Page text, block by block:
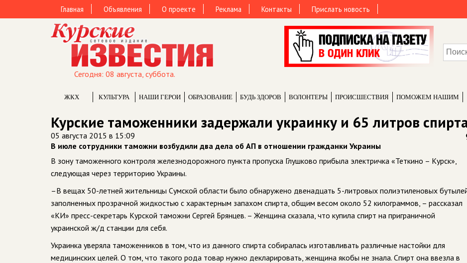
Главная Объявления О проекте Реклама Контакты Прислать новость
Сегодня: 08 августа, суббота.
ЖКХ КУЛЬТУРА НАШИ ГЕРОИ ОБРАЗОВАНИЕ БУДЬ ЗДОРОВ ВОЛОНТЕРЫ ПРОИCШЕСТВИЯ ПОМОЖЕМ НАШИМ
Курские таможенники задержали украинку и 65 литров
05 августа 2015 в 15:09
В июле сотрудники таможни возбудили два дела об АП в отношении гражданки Украины
В зону таможенного контроля железнодорожного пункта пропуска Глушково прибыла электричка «Теткино – Курск»,
следующая через территорию Украины.
–В вещах 50-летней жительницы Сумской области было обнаружено двенадцать 5-литровых полиэтиленовых
заполненных прозрачной жидкостью с характерным запахом спирта, общим весом около 52 килограммов, – рассказал
«КИ» пресс-секретарь Курской таможни Сергей Брянцев. – Женщина сказала, что купила спирт на приграничной
украинской ж/д станции для себя.
Украинка уверяла таможенников в том, что из данного спирта собиралась изготавливать различные настойки для
медицинских целей. О том, что такого рода товар нужно декларировать, женщина якобы не знала. Спирт она ввезла в